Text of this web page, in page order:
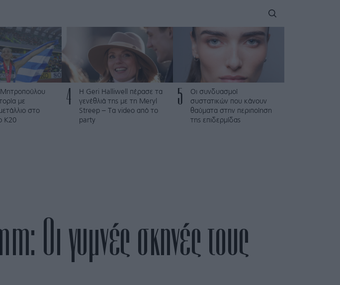
με
στο
Κ20
4
Η Geri Halliwell πέρασε τα
γενέθλιά της με τη Meryl
Streep – Τα video από το
party
5
Οι συνδυασμοί
συστατικών που κάνουν
θαύματα στην περιποίηση
της επιδερμίδας
Οι γυμνές σκηνές τους